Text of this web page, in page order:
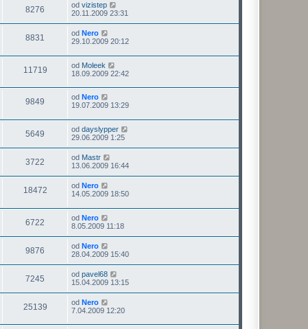
8276 od vizistep
20.11.2009 23:31
8831 od Nero
29.10.2009 20:12
11719 od Moleek
18.09.2009 22:42
9849 od Nero
19.07.2009 13:29
5649 od dayslypper
29.06.2009 1:25
3722 od Mastr
13.06.2009 16:44
18472 od Nero
14.05.2009 18:50
6722 od Nero
8.05.2009 11:18
9876 od Nero
28.04.2009 15:40
7245 od pavel68
15.04.2009 13:15
25139 od Nero
7.04.2009 12:20